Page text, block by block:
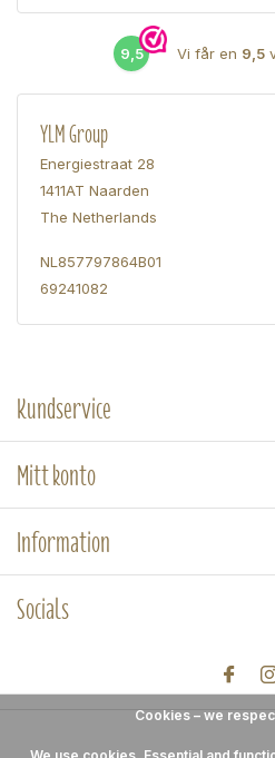
9,5 Vi får en 9,5
YLM Group
Energiestraat 28
1411AT Naarden
The Netherlands
NL857797864B01
69241082
Kundservice
Mitt konto
Information
Socials
Cookies – we